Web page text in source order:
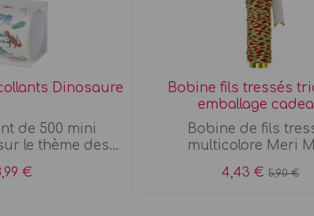
Dinosaure
de 500 mini
le thème des...
€
Bobine fils tressés
emballage
Bobine de fils
multicolore Meri
4,43 € 5,90 €